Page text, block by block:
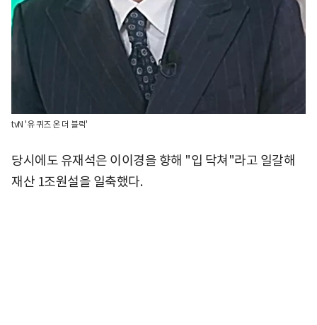
tvN '유 퀴즈 온 더 블럭'
당시에도 유재석은 이이경을 향해 "입 닥쳐"라고 일갈해
재산 1조원설을 일축했다.